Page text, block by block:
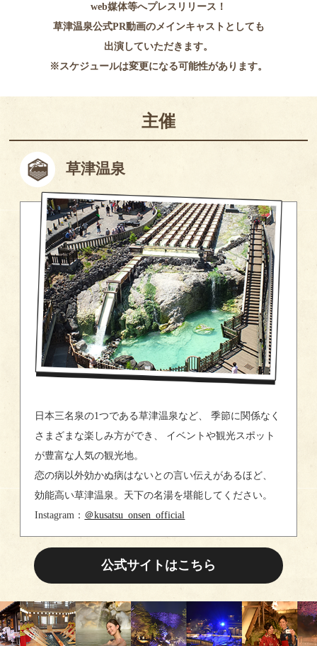
web媒体等へプレスリリース！
草津温泉公式PR動画のメインキャストとしても
出演していただきます。
※スケジュールは変更になる可能性があります。
主催
草津温泉
日本三名泉の1つである草津温泉など、 季節に関係なく
さまざまな楽しみ方ができ、 イベントや観光スポット
が豊富な人気の観光地。
恋の病以外効かぬ病はないとの言い伝えがあるほど、
効能高い草津温泉。天下の名湯を堪能してください。
Instagram： ＠kusatsu_onsen_official
公式サイトはこちら